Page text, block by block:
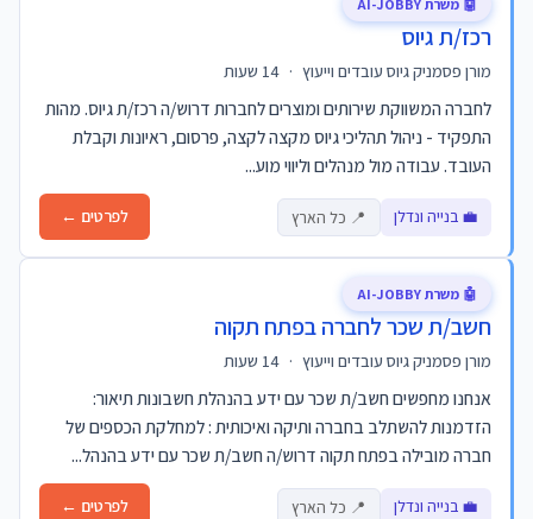
רכז/ת גיוס
מורן פסמניק גיוס עובדים וייעוץ ·
לחברה המשווקת שירותים ומוצרים לחברות דרוש/ה רכז/ת גיוס. מהות
התפקיד - ניהול תהליכי גיוס מקצה לקצה, פרסום, ראיונות וקבלת
העובד. עבודה מול מנהלים וליווי מוע...
💼 בנייה ונדלן 📍 כל הארץ לפרטים ←
🤖 משרת AI-JOBBY
חשב/ת שכר לחברה בפתח תקוה
מורן פסמניק גיוס עובדים וייעוץ ·
אנחנו מחפשים חשב/ת שכר עם ידע בהנהלת חשבונות תיאור:
הזדמנות להשתלב בחברה ותיקה ואיכותית : למחלקת הכספים של
חברה מובילה בפתח תקוה דרוש/ה חשב/ת שכר עם ידע בהנהל...
💼 בנייה ונדלן 📍 כל הארץ לפרטים ←
🤖 משרת AI-JOBBY